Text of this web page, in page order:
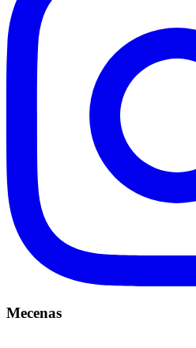
Mecenas